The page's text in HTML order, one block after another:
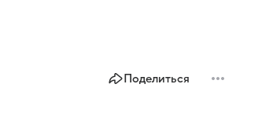
Поделиться